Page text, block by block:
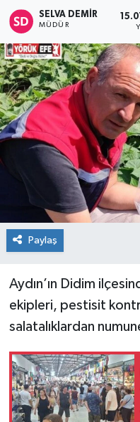
SELVA DEMIR
MÜDÜR
Paylaş
Aydın’ın Didim
ekipleri, pestisit
salatalıklardan